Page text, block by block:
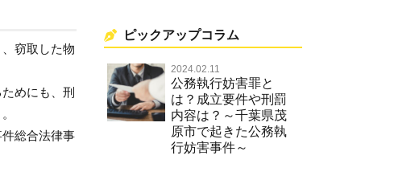
窃取した物
めにも、刑
総合法律事
ピックアップコラム
2024.02.11
公務執行妨害罪と
は？成立要件や刑罰
内容は？～千葉県茂
原市で起きた公務執
行妨害事件～